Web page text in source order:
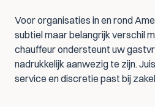
Voor organisaties in en rond
subtiel maar belangrijk verschil
chauffeur ondersteunt uw
nadrukkelijk aanwezig te zijn.
service en discretie past bij